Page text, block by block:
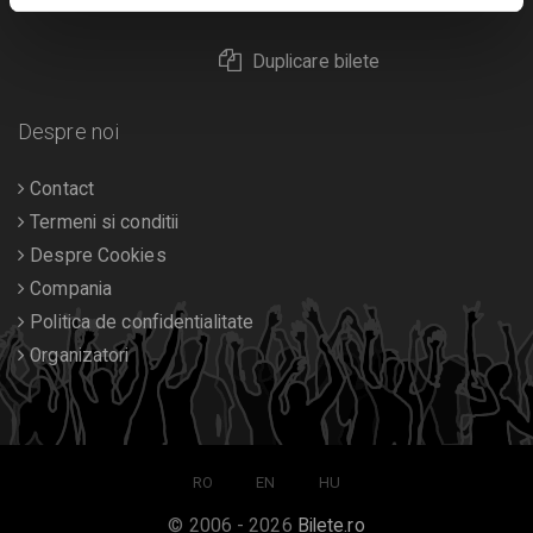
Duplicare bilete
Despre noi
Contact
Termeni si conditii
Despre Cookies
Compania
Politica de confidentialitate
Organizatori
RO EN HU
© 2006 - 2026 Bilete.ro